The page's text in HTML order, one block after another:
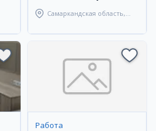
Самаркандская область,
Работа